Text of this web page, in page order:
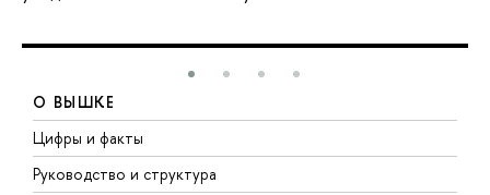
О ВЫШКЕ
Цифры и факты
Руководство и структура